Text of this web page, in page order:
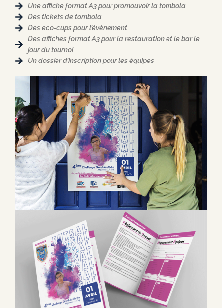
Une affiche format A3 pour promouvoir la tombola
Des tickets de tombola
Des eco-cups pour l’évènement
Des affiches format A3 pour la restauration et le bar le
jour du tournoi
Un dossier d’inscription pour les équipes